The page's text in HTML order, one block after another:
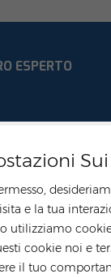
e la tua
utilizziamo
cookie noi e
il tuo
ESPERTO
Deutschland